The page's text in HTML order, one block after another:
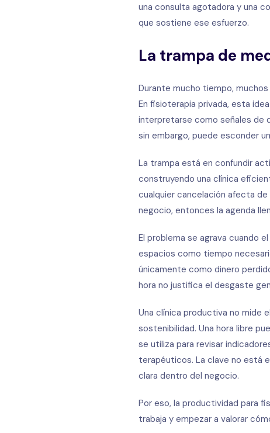
una consulta agotadora y una
que sostiene ese esfuerzo.
La trampa de
Durante mucho tiempo,
En fisioterapia privada, esta
interpretarse como señales de
sin embargo, puede esconder
La trampa está en confundir
construyendo una clínica
cualquier cancelación afecta
negocio, entonces la agenda
El problema se agrava cuando
espacios como tiempo
únicamente como dinero
hora no justifica el desgaste
Una clínica productiva no mide
sostenibilidad. Una hora libre
se utiliza para revisar
terapéuticos. La clave no está
clara dentro del negocio.
Por eso, la productividad para
trabaja y empezar a valorar